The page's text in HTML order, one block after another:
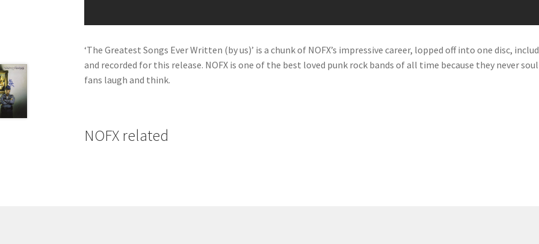
‘The Greatest Songs Ever Written (by us)’ is a chunk of NOFX’s impressive career, lopped off into one disc,
and recorded for this release. NOFX is one of the best loved punk rock bands of all time because they never
fans laugh and think.
NOFX related